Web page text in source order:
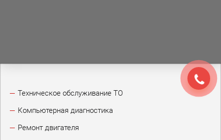
Техническое обслуживание ТО
Компьютерная диагностика
Ремонт двигателя